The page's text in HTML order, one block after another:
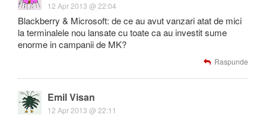
12 Apr 2013 @ 22:04
Blackberry & Microsoft: de ce au avut vanzari atat de mici
la terminalele nou lansate cu toate ca au investit sume
enorme in campanii de MK?
Raspunde
Emil Visan
12 Apr 2013 @ 22:11